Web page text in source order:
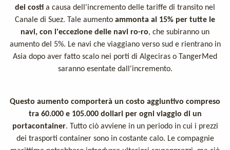
dei costi a causa dell'incremento delle tariffe di transito nel
Canale di Suez. Tale aumento ammonta al 15% per tutte le
navi, con l'eccezione delle navi ro-ro, che subiranno un
aumento del 5%. Le navi che viaggiano verso sud e rientrano in
Asia dopo aver fatto scalo nei porti di Algeciras o TangerMed
saranno esentate dall'incremento.
Questo aumento comporterà un costo aggiuntivo compreso
tra 60.000 e 105.000 dollari per ogni viaggio di un
portacontainer. Tutto ciò avviene in un periodo in cui i prezzi
dei trasporti container sono in costante calo. Le compagnie